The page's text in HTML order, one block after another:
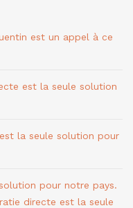
est un appel à ce
est la seule solution
la seule solution pour
pour notre pays.
directe est la seule